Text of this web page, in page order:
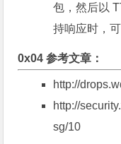
包，然后以
持响应时，
0x04 参考文章：
http://
http://
sg/10